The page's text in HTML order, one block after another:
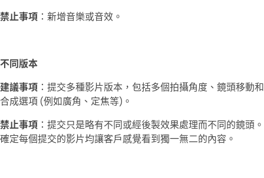
禁止事項 ：新增音樂或音效。
不同版本
建議事項 ：提交多種影片版本，包括多個拍攝角度、鏡頭移動和
合成選項 (例如廣角、定焦等)。
禁止事項 ：提交只是略有不同或經後製效果處理而不同的鏡頭。
確定每個提交的影片均讓客戶感覺看到獨一無二的內容。